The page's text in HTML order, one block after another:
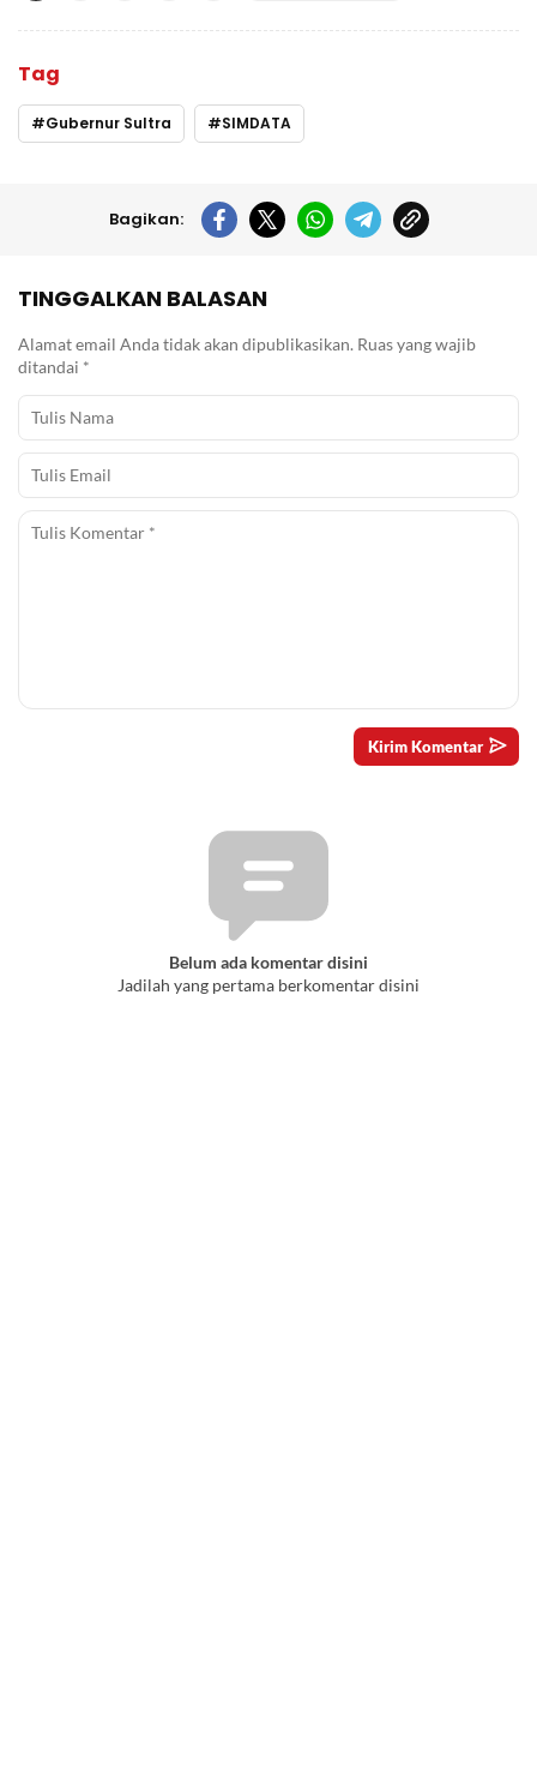
Tag
Gubernur Sultra SIMDATA
Bagikan:
TINGGALKAN BALASAN
Alamat email Anda tidak akan dipublikasikan. Ruas yang wajib
ditandai *
Belum ada komentar disini
Jadilah yang pertama berkomentar disini